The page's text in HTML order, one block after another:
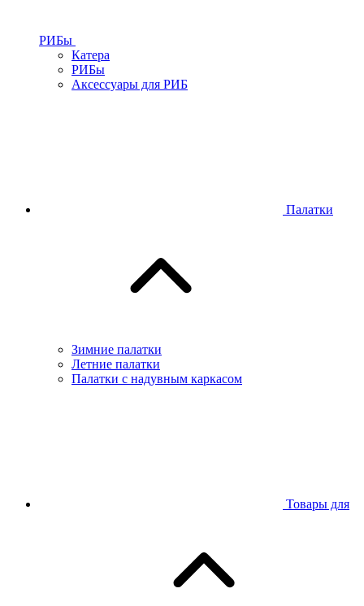
РИБы
Катера
РИБы
Аксессуары для РИБ
Палатки
Зимние палатки
Летние палатки
Палатки с надувным каркасом
Товары для